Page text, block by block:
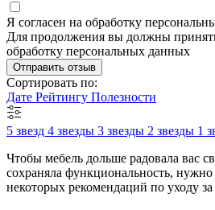
Я согласен на обработку
Для продолжения вы должны
обработку персональных данных
Отправить отзыв
Сортировать по:
Дате Рейтингу Полезности
5 звезд 4 звезды 3 звезды 2 звезды 1
Чтобы мебель дольше радовала вас
сохраняла функциональность,
некоторых рекомендаций по уходу